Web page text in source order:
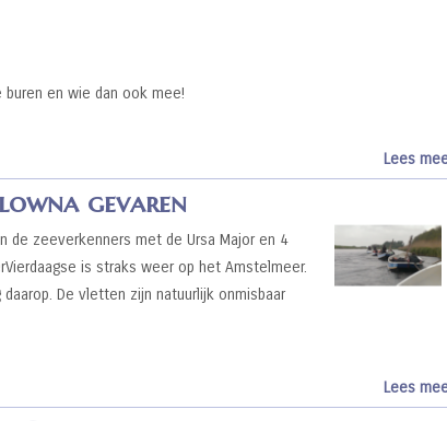
buren en wie dan ook mee!
Lees
gevaren
de zeeverkenners met de Ursa Major en 4
is straks weer op het Amstelmeer.
De vletten zijn natuurlijk onmisbaar
Lees